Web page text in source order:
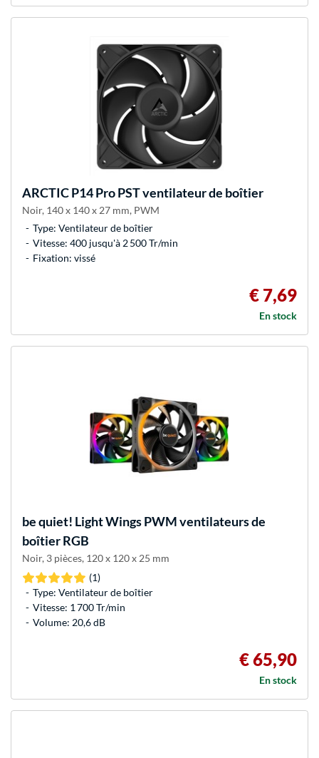
ARCTICP14 Pro PST ventilateur de boîtier
Noir, 140 x 140 x 27 mm, PWM
Type: Ventilateur de boîtier
Vitesse: 400 jusqu'à 2 500 Tr/min
Fixation: vissé
€ 7,69
En stock
be quiet! Light Wings PWM ventilateurs de
boîtier RGB
Noir, 3 pièces, 120 x 120 x 25 mm
(1)
Type: Ventilateur de boîtier
Vitesse: 1 700 Tr/min
Volume: 20,6 dB
€ 65,90
En stock